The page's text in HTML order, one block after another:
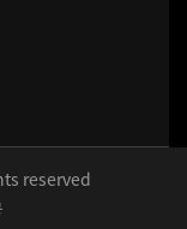
reserved